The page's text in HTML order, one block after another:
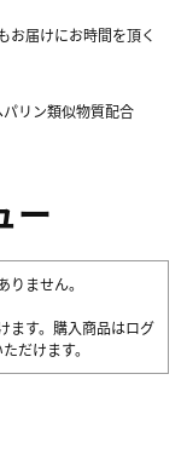
お届けにお時間を頂く
リン類似物質配合
ー
ません。
ます。購入商品はログ
だけます。